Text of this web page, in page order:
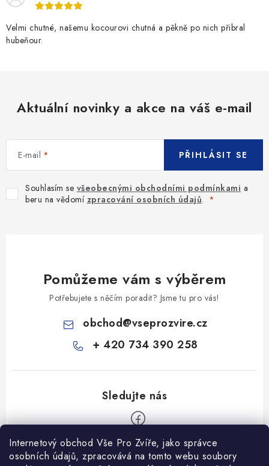
Internetový obchod Vše Pro Zvíře, jako správce
osobních údajů, zpracovává na tomto webu soubory
Velmi chutné, našemu kocourovi chutná a pěkně po nich přibral
hubeňour.
Aktuální novinky a akce na váš e-mail
E-mail
Souhlasím se všeobecnými obchodními podmínkami a
beru na vědomí zpracování osobních údajů.
PŘIHLÁSIT SE
Pomůžeme vám s výběrem
Potřebujete s něčím poradit? Jsme tu pro vás!
obchod@vseprozvire.cz
+ 420 734 390 258